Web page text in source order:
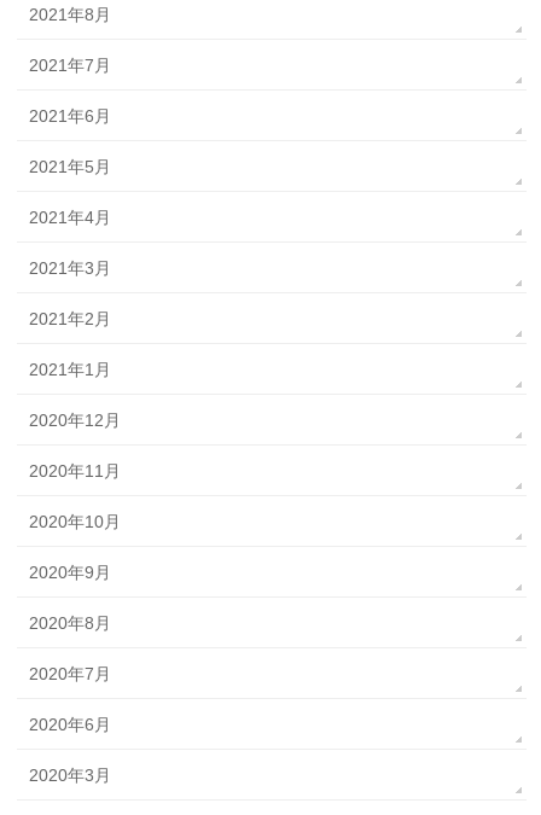
2021年8月
2021年7月
2021年6月
2021年5月
2021年4月
2021年3月
2021年2月
2021年1月
2020年12月
2020年11月
2020年10月
2020年9月
2020年8月
2020年7月
2020年6月
2020年3月